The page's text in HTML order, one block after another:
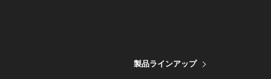
製品ラインアップ